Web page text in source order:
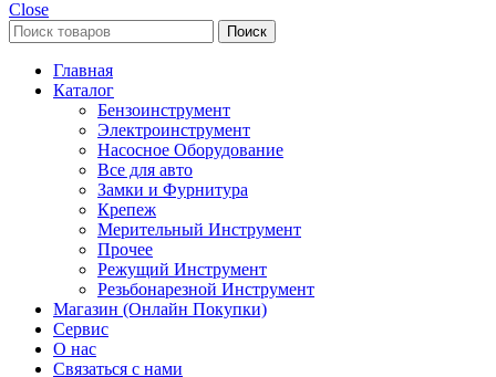
Close
Поиск
Главная
Каталог
Бензоинструмент
Электроинструмент
Насосное Оборудование
Все для авто
Замки и Фурнитура
Крепеж
Мерительный Инструмент
Прочее
Режущий Инструмент
Резьбонарезной Инструмент
Магазин (Онлайн Покупки)
Сервис
О нас
Связаться с нами